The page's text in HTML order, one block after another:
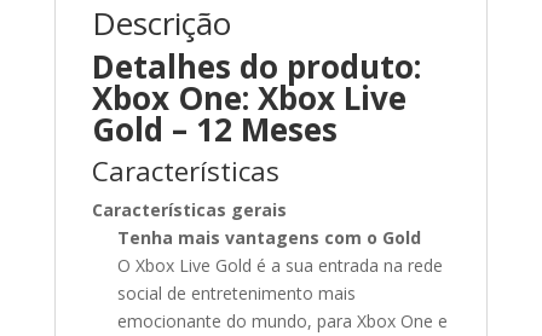
Descrição
Detalhes do produto:
Xbox One: Xbox Live
Gold – 12 Meses
Características
Características gerais
Tenha mais vantagens com o Gold
O Xbox Live Gold é a sua entrada na rede
social de entretenimento mais
emocionante do mundo, para Xbox One e